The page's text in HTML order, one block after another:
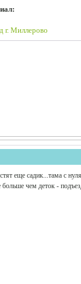
г. Миллерово
еще садик...тама с
чем деток -